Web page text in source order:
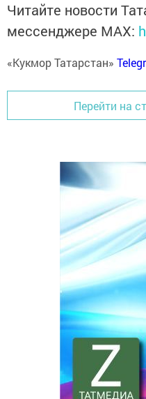
Читайте новости
мессенджере MАХ:
«Кукмор Татарстан»
Перейти на